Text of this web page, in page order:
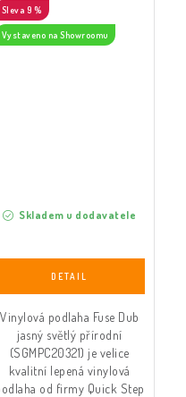
(SGMPC20321)
9 %
Vystaveno na Showroomu
Skladem u dodavatele
Vinylová podlaha Fuse Dub
jasný světlý přírodní
(SGMPC20321) je velice
kvalitní lepená vinylová
od firmy Quick Step